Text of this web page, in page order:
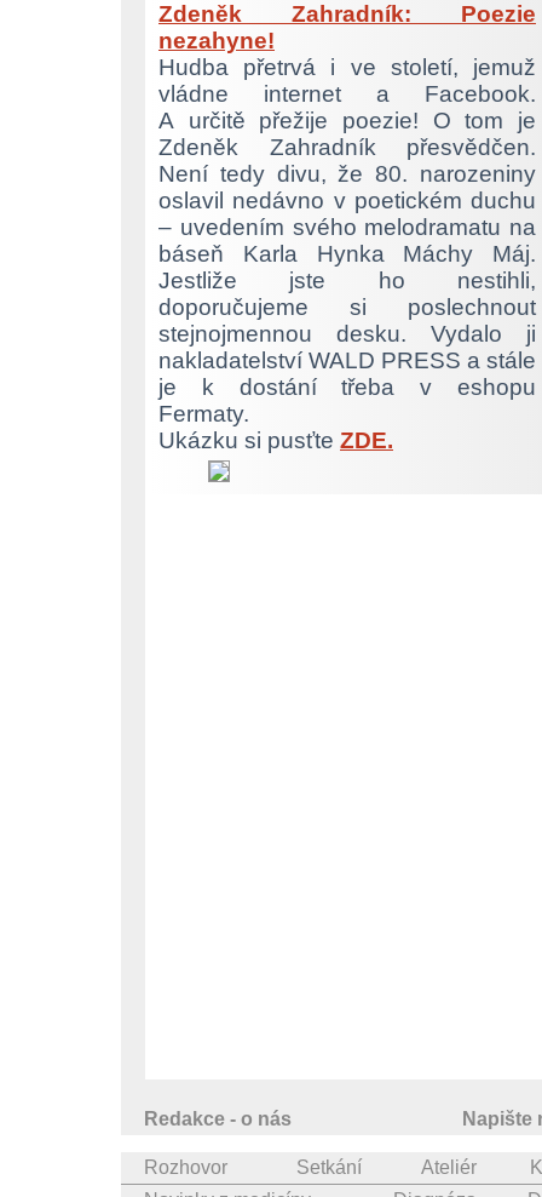
Zdeněk Zahradník: Poezie
nezahyne!
Hudba přetrvá i ve století, jemuž
vládne internet a Facebook.
A určitě přežije poezie! O tom je
Zdeněk Zahradník přesvědčen.
Není tedy divu, že 80. narozeniny
oslavil nedávno v poetickém duchu
– uvedením svého melodramatu na
báseň Karla Hynka Máchy Máj.
Jestliže jste ho nestihli,
doporučujeme si poslechnout
stejnojmennou desku. Vydalo ji
nakladatelství WALD PRESS a stále
je k dostání třeba v eshopu
Fermaty.
Ukázku si pusťte ZDE.
Redakce - o nás Napište
Rozhovor Setkání Ateliér